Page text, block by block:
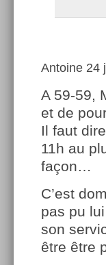
Antoine 24
A 59-59,
et de
Il faut
11h au
façon…
C’est
pas pu
son
être être